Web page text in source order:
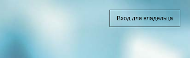
Вход для владельца